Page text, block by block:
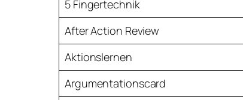
5 Fingertechnik
After Action Review
Aktionslernen
Argumentationscard